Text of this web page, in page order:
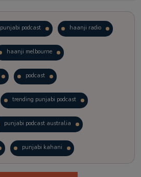
punjabi podcast haanji radio
haanji melbourne
podcast
trending punjabi podcast
punjabi podcast australia
punjabi kahani
punjabi story